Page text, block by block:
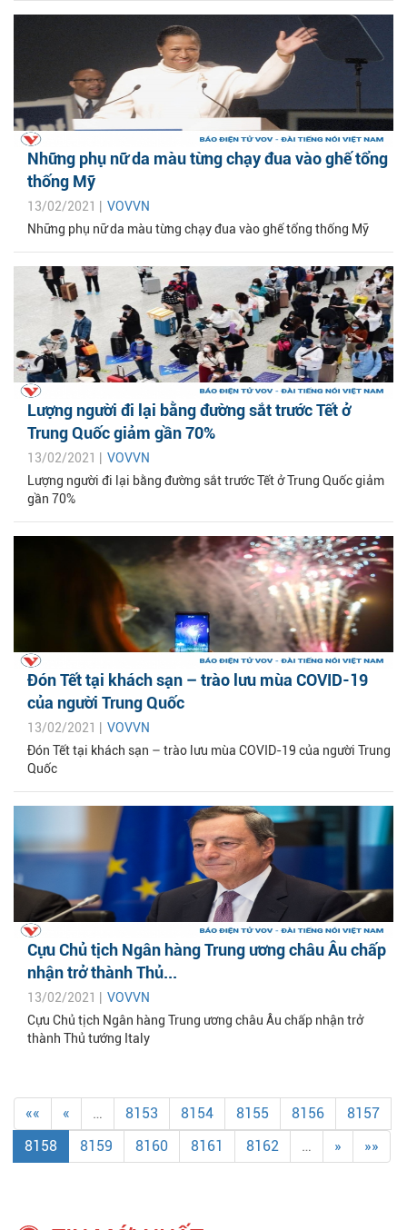
Những phụ nữ da màu từng chạy đua vào ghế tổng
thống Mỹ
13/02/2021 | VOVVN
Những phụ nữ da màu từng chạy đua vào ghế tổng thống Mỹ
Lượng người đi lại bằng đường sắt trước Tết ở
Trung Quốc giảm gần 70%
13/02/2021 | VOVVN
Lượng người đi lại bằng đường sắt trước Tết ở Trung Quốc giảm
gần 70%
Đón Tết tại khách sạn – trào lưu mùa COVID-19
của người Trung Quốc
13/02/2021 | VOVVN
Đón Tết tại khách sạn – trào lưu mùa COVID-19 của người Trung
Quốc
Cựu Chủ tịch Ngân hàng Trung ương châu Âu chấp
nhận trở thành Thủ...
13/02/2021 | VOVVN
Cựu Chủ tịch Ngân hàng Trung ương châu Âu chấp nhận trở
thành Thủ tướng Italy
«« « … 8153 8154 8155 8156
8157
8158
8159 8160 8161 8162 … » »»